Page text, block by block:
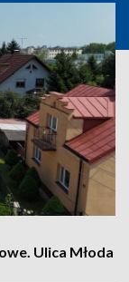
Ulica Młoda